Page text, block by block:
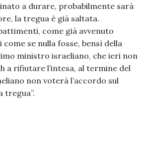
a durare, probabilmente sarà
la tregua è già saltata.
come già avvenuto
se nulla fosse, bensì della
ministro israeliano, che ieri non
a rifiutare l’intesa, al termine del
non voterà l’accordo sul
tregua”.